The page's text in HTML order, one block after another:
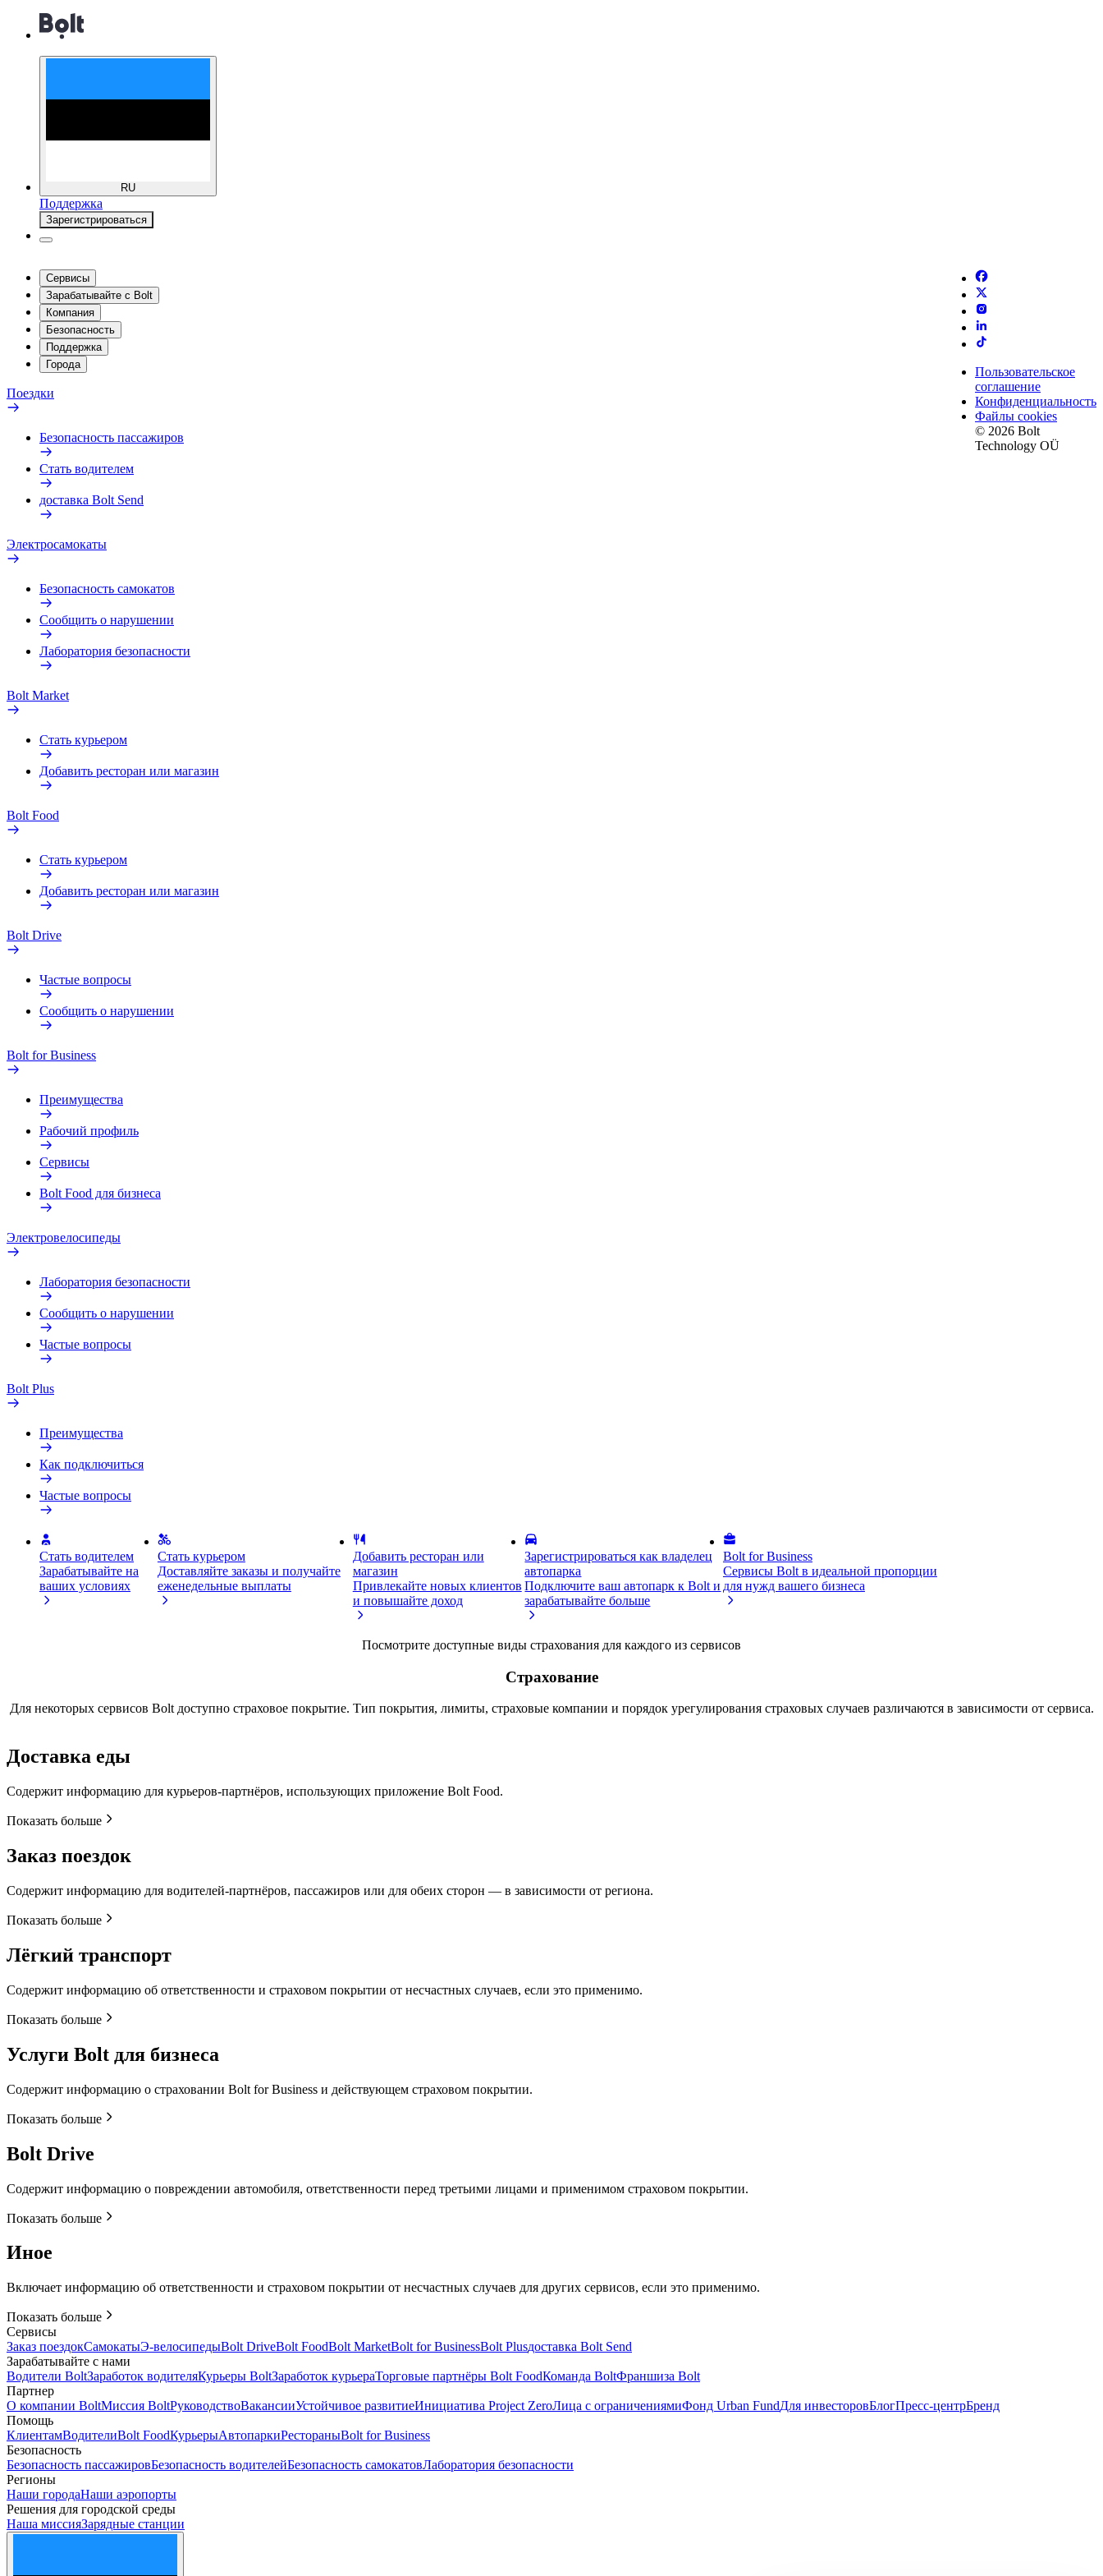
RU
Поддержка
Зарегистрироваться
Сервисы
Зарабатывайте с Bolt
Компания
Безопасность
Поддержка
Города
Поездки
Безопасность пассажиров
Стать водителем
доставка Bolt Send
Электросамокаты
Безопасность самокатов
Сообщить о нарушении
Лаборатория безопасности
Bolt Market
Стать курьером
Добавить ресторан или магазин
Bolt Food
Стать курьером
Добавить ресторан или магазин
Bolt Drive
Частые вопросы
Сообщить о нарушении
Bolt for Business
Преимущества
Рабочий профиль
Сервисы
Bolt Food для бизнеса
Электровелосипеды
Лаборатория безопасности
Сообщить о нарушении
Частые вопросы
Bolt Plus
Преимущества
Как подключиться
Частые вопросы
Стать водителем
Зарабатывайте на
ваших условиях
Стать курьером
Доставляйте заказы и получайте
еженедельные выплаты
Добавить ресторан или
магазин
Привлекайте новых клиентов
и повышайте доход
Зарегистрироваться как владелец
автопарка
Подключите ваш автопарк к Bolt и
зарабатывайте больше
Bolt for Business
Сервисы Bolt в идеальной пропорции
для нужд вашего бизнеса
Пользовательское
соглашение
Конфиденциальность
Файлы cookies
© 2026 Bolt
Technology OÜ
Посмотрите доступные виды страхования для каждого из сервисов
Страхование
Для некоторых сервисов Bolt доступно страховое покрытие. Тип покрытия, лимиты, страховые компании и порядок урегулирования страховых случаев различаются в зависимости от сервиса.
Доставка еды
Содержит информацию для курьеров-партнёров, использующих приложение Bolt Food.
Показать больше
Заказ поездок
Содержит информацию для водителей-партнёров, пассажиров или для обеих сторон — в зависимости от региона.
Показать больше
Лёгкий транспорт
Содержит информацию об ответственности и страховом покрытии от несчастных случаев, если это применимо.
Показать больше
Услуги Bolt для бизнеса
Содержит информацию о страховании Bolt for Business и действующем страховом покрытии.
Показать больше
Bolt Drive
Содержит информацию о повреждении автомобиля, ответственности перед третьими лицами и применимом страховом покрытии.
Показать больше
Иное
Включает информацию об ответственности и страховом покрытии от несчастных случаев для других сервисов, если это применимо.
Показать больше
Сервисы
Заказ поездокСамокатыЭ-велосипедыBolt DriveBolt FoodBolt MarketBolt for BusinessBolt Plusдоставка Bolt Send
Зарабатывайте с нами
Водители BoltЗаработок водителяКурьеры BoltЗаработок курьераТорговые партнёры Bolt FoodКоманда BoltФраншиза Bolt
Партнер
О компании BoltМиссия BoltРуководствоВакансииУстойчивое развитиеИнициатива Project ZeroЛица с ограничениямиФонд Urban FundДля инвесторовБлогПресс-центрБренд
Помощь
КлиентамВодителиBolt FoodКурьерыАвтопаркиРестораныBolt for Business
Безопасность
Безопасность пассажировБезопасность водителейБезопасность самокатовЛаборатория безопасности
Регионы
Наши городаНаши аэропорты
Решения для городской среды
Наша миссияЗарядные станции